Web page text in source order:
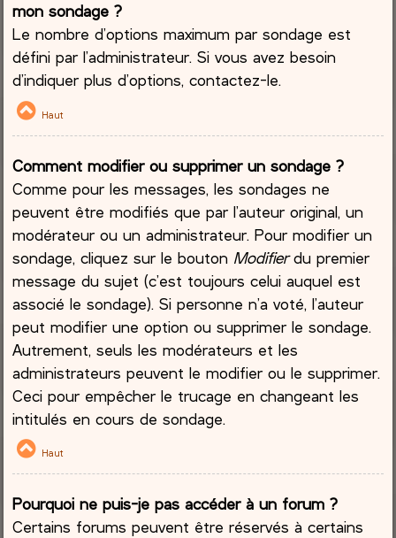
mon sondage ?
Le nombre d’options maximum par sondage est
défini par l’administrateur. Si vous avez besoin
d’indiquer plus d’options, contactez-le.
Haut
Comment modifier ou supprimer un sondage ?
Comme pour les messages, les sondages ne
peuvent être modifiés que par l’auteur original, un
modérateur ou un administrateur. Pour modifier un
sondage, cliquez sur le bouton Modifierdu premier
message du sujet (c’est toujours celui auquel est
associé le sondage). Si personne n’a voté, l’auteur
peut modifier une option ou supprimer le sondage.
Autrement, seuls les modérateurs et les
administrateurs peuvent le modifier ou le supprimer.
Ceci pour empêcher le trucage en changeant les
intitulés en cours de sondage.
Haut
Pourquoi ne puis-je pas accéder à un forum ?
Certains forums peuvent être réservés à certains